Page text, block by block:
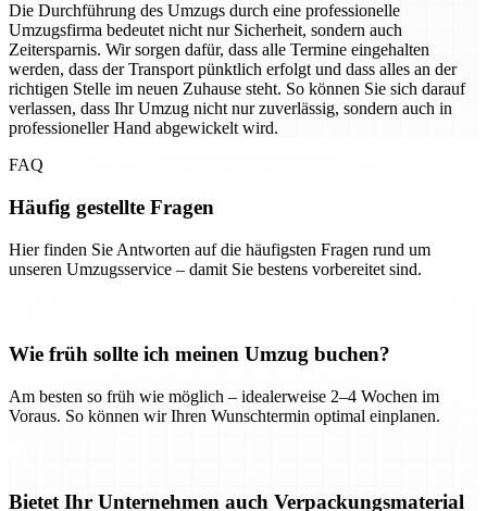
Die Durchführung des Umzugs durch eine professionelle
Umzugsfirma bedeutet nicht nur Sicherheit, sondern auch
Zeitersparnis. Wir sorgen dafür, dass alle Termine eingehalten
werden, dass der Transport pünktlich erfolgt und dass alles an der
richtigen Stelle im neuen Zuhause steht. So können Sie sich darauf
verlassen, dass Ihr Umzug nicht nur zuverlässig, sondern auch in
professioneller Hand abgewickelt wird.
FAQ
Häufig gestellte Fragen
Hier finden Sie Antworten auf die häufigsten Fragen rund um
unseren Umzugsservice – damit Sie bestens vorbereitet sind.
Wie früh sollte ich meinen Umzug buchen?
Am besten so früh wie möglich – idealerweise 2–4 Wochen im
Voraus. So können wir Ihren Wunschtermin optimal einplanen.
Bietet Ihr Unternehmen auch Verpackungsmaterial